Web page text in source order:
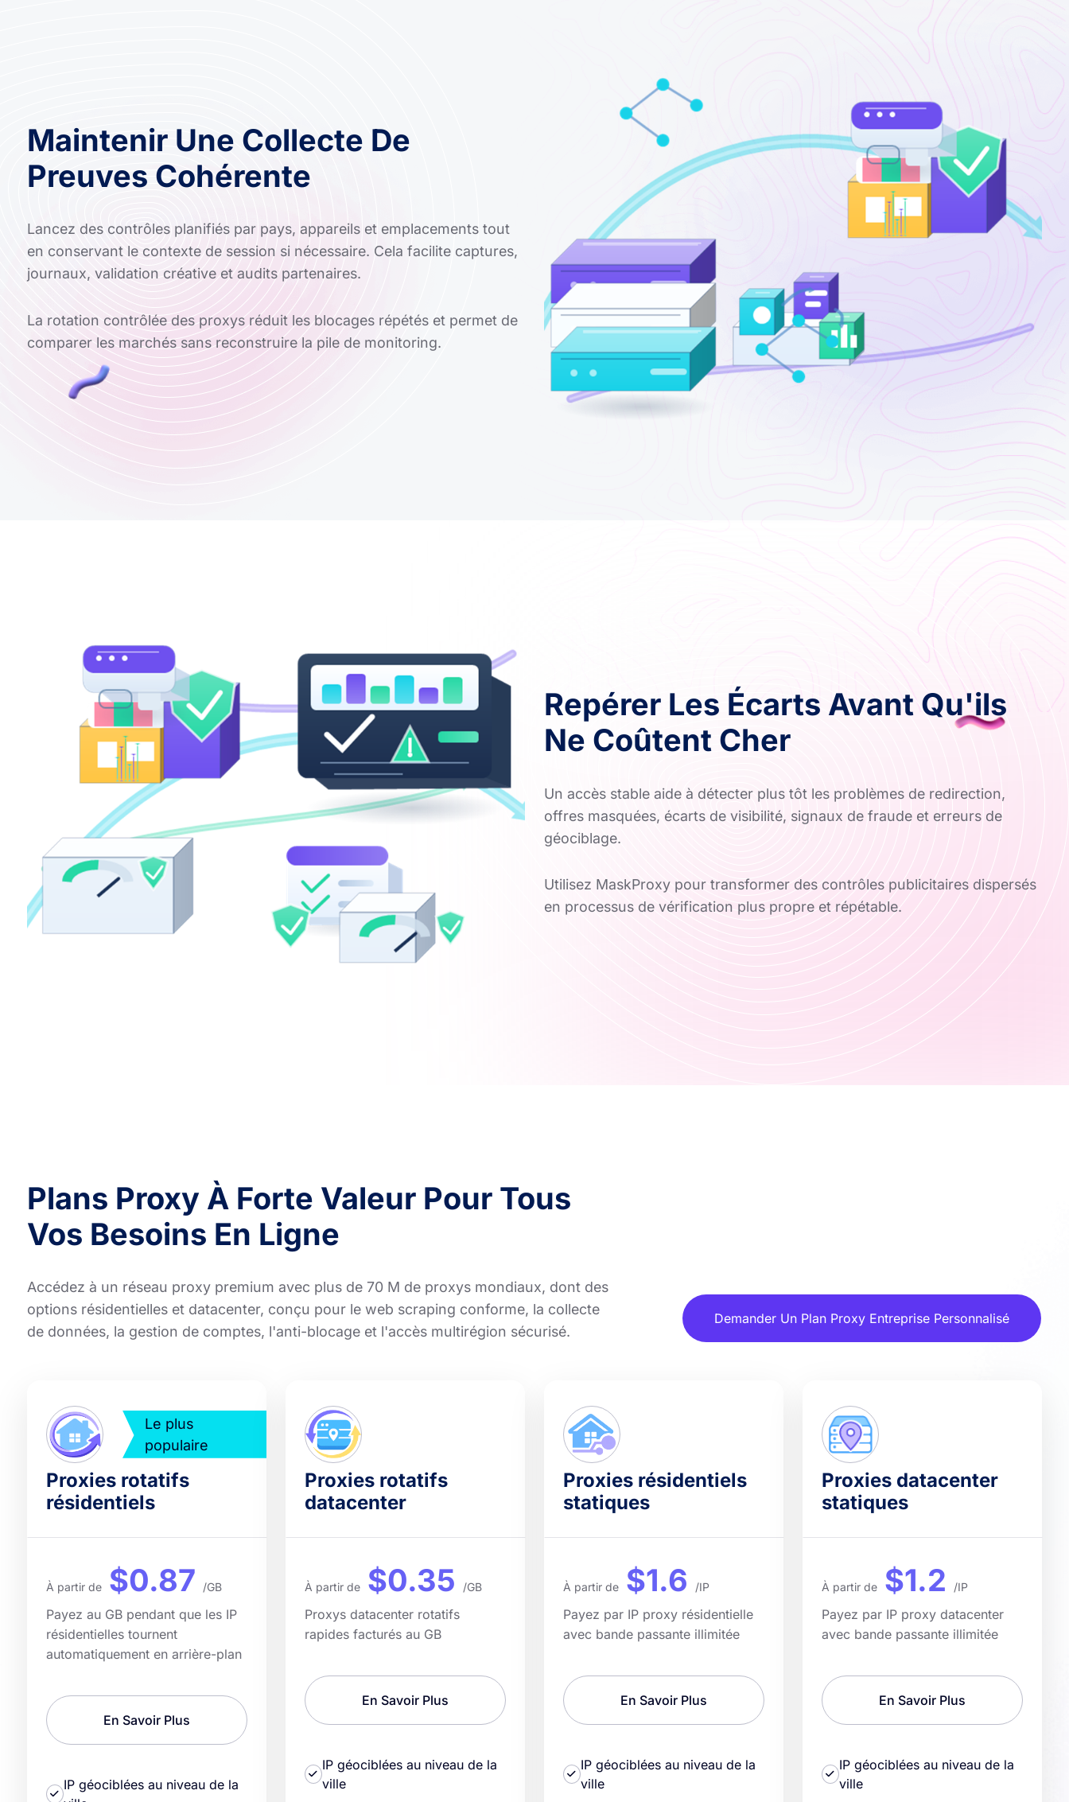
Maintenir Une Collecte De
Preuves Cohérente
Lancez des contrôles planifiés par pays, appareils et emplacements tout
en conservant le contexte de session si nécessaire. Cela facilite captures,
journaux, validation créative et audits partenaires.
La rotation contrôlée des proxys réduit les blocages répétés et permet de
comparer les marchés sans reconstruire la pile de monitoring.
Repérer Les Écarts Avant Qu'ils
Ne Coûtent Cher
Un accès stable aide à détecter plus tôt les problèmes de redirection,
offres masquées, écarts de visibilité, signaux de fraude et erreurs de
géociblage.
Utilisez MaskProxy pour transformer des contrôles publicitaires dispersés
en processus de vérification plus propre et répétable.
Plans Proxy À Forte Valeur Pour Tous
Vos Besoins En Ligne
Accédez à un réseau proxy premium avec plus de 70 M de proxys mondiaux, dont des
options résidentielles et datacenter, conçu pour le web scraping conforme, la collecte
de données, la gestion de comptes, l'anti-blocage et l'accès multirégion sécurisé.
Demander Un Plan Proxy Entreprise Personnalisé
Le plus
populaire
Proxies rotatifs
résidentiels
À partir de $0.87 /GB
Payez au GB pendant que les IP
résidentielles tournent
automatiquement en arrière-plan
En Savoir Plus
IP géociblées au niveau de la
Proxies rotatifs
datacenter
À partir de $0.35 /GB
Proxys datacenter rotatifs
rapides facturés au GB
En Savoir Plus
IP géociblées au niveau de la
ville
Proxies résidentiels
statiques
À partir de $1.6 /IP
Payez par IP proxy résidentielle
avec bande passante illimitée
En Savoir Plus
IP géociblées au niveau de la
ville
Proxies datacenter
statiques
À partir de $1.2 /IP
Payez par IP proxy datacenter
avec bande passante illimitée
En Savoir Plus
IP géociblées au niveau de la
ville